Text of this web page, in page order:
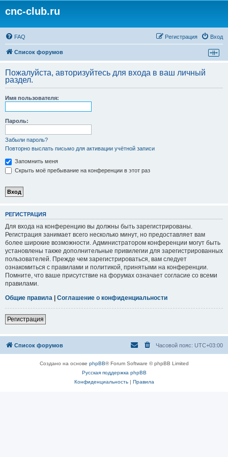
cnc-club.ru
FAQ Вход
Регистрация
Список форумов
Пожалуйста, авторизуйтесь для входа в ваш личный
раздел.
Имя пользователя:
Пароль:
Забыли пароль?
Повторно выслать письмо для активации учётной записи
Запомнить меня
Скрыть моё пребывание на конференции в этот раз
РЕГИСТРАЦИЯ
Для входа на конференцию вы должны быть зарегистрированы.
Регистрация занимает всего несколько минут, но предоставляет вам
более широкие возможности. Администратором конференции могут быть
установлены также дополнительные привилегии для зарегистрированных
пользователей. Прежде чем зарегистрироваться, вам следует
ознакомиться с правилами и политикой, принятыми на конференции.
Помните, что ваше присутствие на форумах означает согласие со всеми
правилами.
Общие правила | Соглашение о конфиденциальности
Регистрация
Список форумов Часовой пояс: UTC+03:00
Создано на основе phpBB® Forum Software © phpBB Limited
Русская поддержка phpBB
Конфиденциальность| Правила